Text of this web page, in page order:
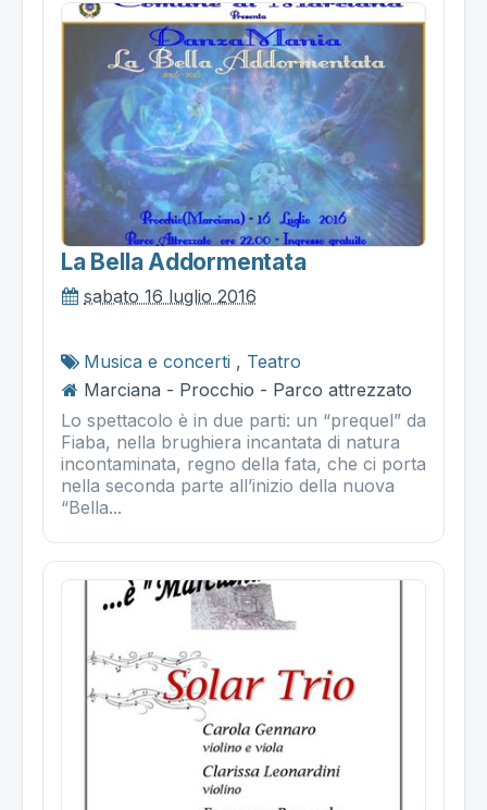
La Bella Addormentata
sabato 16 luglio 2016
Musica e concerti , Teatro
Marciana - Procchio - Parco attrezzato
Lo spettacolo è in due parti: un “prequel” da
Fiaba, nella brughiera incantata di natura
incontaminata, regno della fata, che ci porta
nella seconda parte all’inizio della nuova
“Bella...